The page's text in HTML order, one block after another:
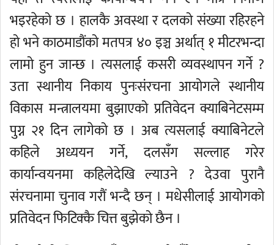
भइरहेको छ । हालकै अवस्था र दलको संख्या रहिरहने
हो भने काठमाडौंको मतपत्र ४० इञ्च अर्थात् १ मीटरभन्दा
लामो हुन जान्छ । त्यसलाई कसरी व्यवस्थापन गर्ने ?
उता स्थानीय निकाय पुनःसंरचना आयोगले स्थानीय
विकास मन्त्रालयमा बुझाएको प्रतिवेदन क्याबिनेटसम्म
पुग्न २१ दिन लागेको छ । अब त्यसलाई क्याबिनेटले
कहिले अध्ययन गर्ने, दलसँग सल्लाह गरेर
कार्यान्वयनमा कहिलेदेखि ल्याउने ? देउवा पुरानै
संरचनामा चुनाव गरौं भन्दै छन् । मधेसीलाई आयोगको
प्रतिवेदन फिटिक्कै चित्त बुझेको छैन ।